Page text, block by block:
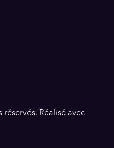
Réalisé avec